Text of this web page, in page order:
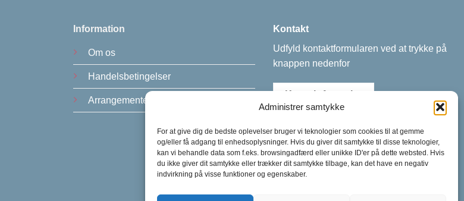
Administrer samtykke
For at give dig de bedste oplevelser bruger vi teknologier som cookies til at gemme
og/eller få adgang til enhedsoplysninger. Hvis du giver dit samtykke til disse teknologier,
kan vi behandle data som f.eks. browsingadfærd eller unikke ID'er på dette websted. Hvis
du ikke giver dit samtykke eller trækker dit samtykke tilbage, kan det have en negativ
indvirkning på visse funktioner og egenskaber.
Information
Om os
Handelsbetingelser
Arrangementer
Kontakt
Udfyld kontaktformularen ved at trykke på
knappen nedenfor
Kontaktformular